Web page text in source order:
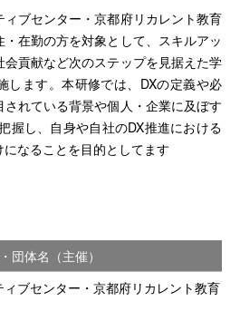
ブセンター・京都府リカレント教育
在勤の方を対象として、スキルアッ
貢献など次のステップを見据えた学
します。本研修では、DXの定義や必
れている背景や個人・企業に及ぼす
握し、自身や自社のDX推進における
なることを目的としてます
団体名（主催）
ブセンター・京都府リカレント教育